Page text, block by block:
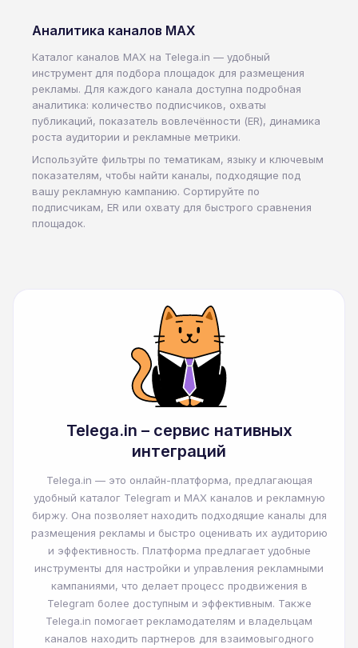
Аналитика каналов MAX
Каталог каналов MAX на Telega.in — удобный
инструмент для подбора площадок для размещения
рекламы. Для каждого канала доступна подробная
аналитика: количество подписчиков, охваты
публикаций, показатель вовлечённости (ER), динамика
роста аудитории и рекламные метрики.
Используйте фильтры по тематикам, языку и ключевым
показателям, чтобы найти каналы, подходящие под
вашу рекламную кампанию. Сортируйте по
подписчикам, ER или охвату для быстрого сравнения
площадок.
Telega.in – сервис нативных
интеграций
Telega.in — это онлайн-платформа, предлагающая
удобный каталог Telegram и MAX каналов и рекламную
биржу. Она позволяет находить подходящие каналы для
размещения рекламы и быстро оценивать их аудиторию
и эффективность. Платформа предлагает удобные
инструменты для настройки и управления рекламными
кампаниями, что делает процесс продвижения в
Telegram более доступным и эффективным. Также
Telega.in помогает рекламодателям и владельцам
каналов находить партнеров для взаимовыгодного